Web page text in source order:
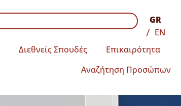
GR
EN
Διεθνείς Σπουδές
Επικαιρότητα
Αναζήτηση Προσώπων